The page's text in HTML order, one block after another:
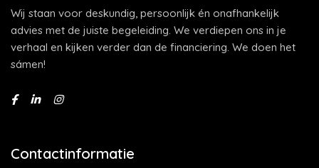
Wij staan voor deskundig, persoonlijk én onafhankelijk
advies met de juiste begeleiding. We verdiepen ons in je
verhaal en kijken verder dan de financiering. We doen het
sámen!
Contactinformatie